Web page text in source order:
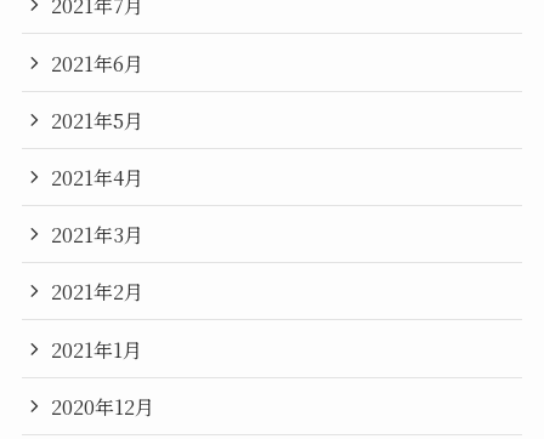
2021年6月
2021年5月
2021年4月
2021年3月
2021年2月
2021年1月
2020年12月